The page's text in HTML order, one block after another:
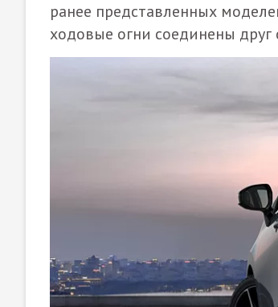
ранее представленных
ходовые огни соединены друг